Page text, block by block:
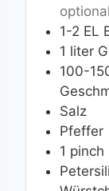
optional
1-2 EL
1 liter
100-
Salz
Pfeffer
1 pinch